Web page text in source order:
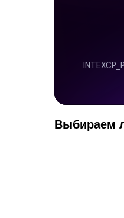
Выбираем